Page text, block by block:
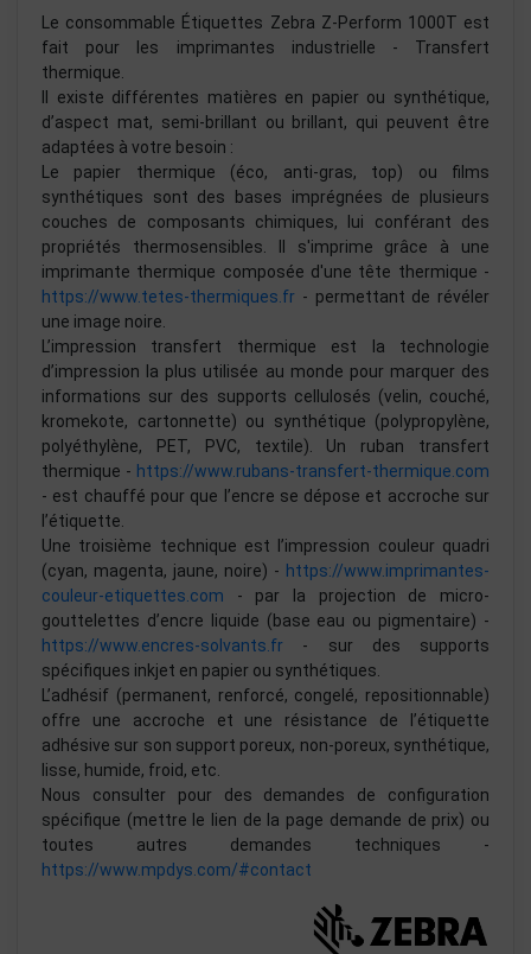
Le consommable Étiquettes Zebra Z-Perform 1000T est
fait pour les imprimantes industrielle - Transfert
thermique.
Il existe différentes matières en papier ou synthétique,
d’aspect mat, semi-brillant ou brillant, qui peuvent être
adaptées à votre besoin :
Le papier thermique (éco, anti-gras, top) ou films
synthétiques sont des bases imprégnées de plusieurs
couches de composants chimiques, lui conférant des
propriétés thermosensibles. Il s'imprime grâce à une
imprimante thermique composée d'une tête thermique -
https://www.tetes-thermiques.fr - permettant de révéler
une image noire.
L’impression transfert thermique est la technologie
d’impression la plus utilisée au monde pour marquer des
informations sur des supports cellulosés (velin, couché,
kromekote, cartonnette) ou synthétique (polypropylène,
polyéthylène, PET, PVC, textile). Un ruban transfert
thermique - https://www.rubans-transfert-thermique.com
- est chauffé pour que l’encre se dépose et accroche sur
l’étiquette.
Une troisième technique est l’impression couleur quadri
(cyan, magenta, jaune, noire) - https://www.imprimantes-
couleur-etiquettes.com - par la projection de micro-
gouttelettes d’encre liquide (base eau ou pigmentaire) -
https://www.encres-solvants.fr - sur des supports
spécifiques inkjet en papier ou synthétiques.
L’adhésif (permanent, renforcé, congelé, repositionnable)
offre une accroche et une résistance de l’étiquette
adhésive sur son support poreux, non-poreux, synthétique,
lisse, humide, froid, etc.
Nous consulter pour des demandes de configuration
spécifique (mettre le lien de la page demande de prix) ou
toutes autres demandes techniques -
https://www.mpdys.com/#contact